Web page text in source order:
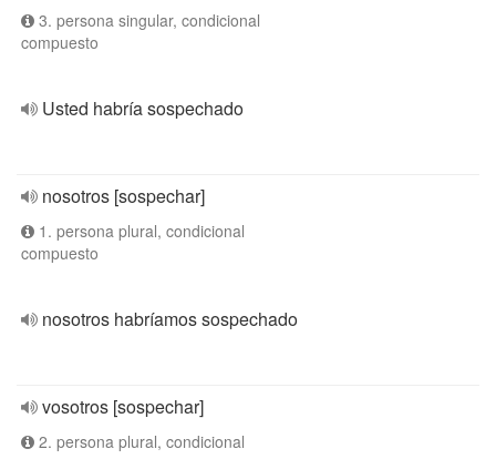
3. persona singular, condicional
compuesto
Usted habría sospechado
nosotros [sospechar]
1. persona plural, condicional
compuesto
nosotros habríamos sospechado
vosotros [sospechar]
2. persona plural, condicional